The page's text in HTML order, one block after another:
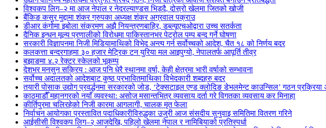
विश्वकप लिग–२ मा आज नेपाल र नेदरल्याण्डस भिड्दै, दोस्रो खेलमा जितको खोजी
बैंकिङ कसुर मुद्दामा शंकर ग्रुपका अध्यक्ष शंकर अग्रवाल पक्राउ
डीआर कंगोमा इबोला संक्रमण अझै नियन्त्रणबाहिर, डब्ल्यूएचओद्वारा उच्च सतर्कता
दैनिक इन्धन मूल्य प्रणालीको विरोधमा पाकिस्तानभर पेट्रोल पम्प बन्द गर्ने घोषणा
सरकारी विज्ञापनमा निजी मिडियामाथिको विभेद अन्त्य गर्न सर्वोच्चको आदेश, चैत १८ को निर्णय बदर
कलकत्ता बन्दरगाहमा ३० हजार मेट्रिक टन युरिया मल आइपुग्यो, नेपालतर्फ आपूर्ति तीव्र
बझाङमा ४.२ रेक्टर स्केलको भूकम्प
देशभर मनसुन सक्रिय : आज पनि धेरै स्थानमा वर्षा, केही क्षेत्रमा भारी वर्षाको सम्भावना
सर्वोच्च अदालतको आदेशबाट कुष्ठ प्रभावितमाथिका विभेदकारी शब्दहरु बदर
तयारी पोसाक उद्योग प्रवर्द्धनमा सरकारको जोड, ‘टेक्सटाइल एण्ड क्लोदिङ डेभलमेन्ट काउन्सिल’ गठन प्रक्रिया
काठमाडौँ महानगरको नयाँ व्यवस्था: असोज मसान्तभित्र व्यवसाय दर्ता गरे विगतका व्यवसाय कर मिनाहा
कीर्तिपुरमा चलिरहेको निजी कारमा आगलागी, चालक मृत फेला
निर्वाचन आयोगका प्रस्तावित पदाधिकारीविरुद्धका उजुरी आज संसदीय सुनुवाइ समितिमा वितरण गरिने
आईसीसी विश्वकप लिग–२ आजदेखि, पहिलो खेलमा नेपाल र नामिबियाको प्रतिस्पर्धा